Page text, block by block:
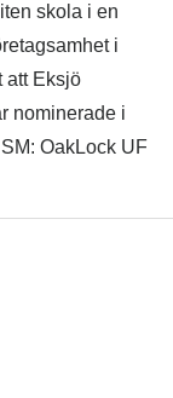
skola i en
i
att Eksjö
nominerade i
OakLock UF